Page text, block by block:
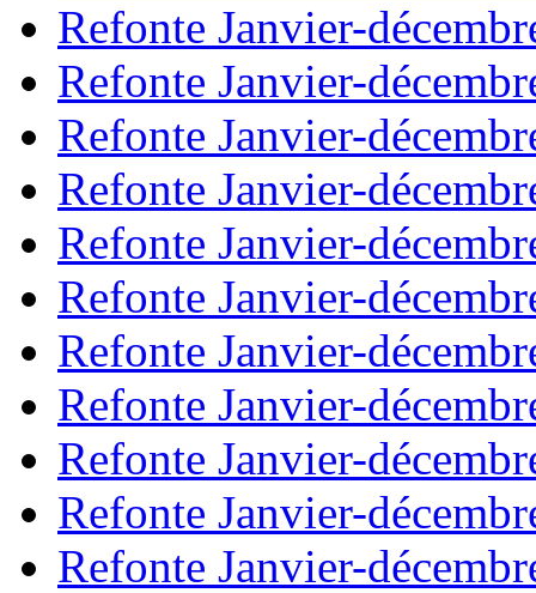
Refonte Janvier-
Refonte Janvier-
Refonte Janvier-
Refonte Janvier-
Refonte Janvier-
Refonte Janvier-
Refonte Janvier-
Refonte Janvier-
Refonte Janvier-
Refonte Janvier-
Refonte Janvier-